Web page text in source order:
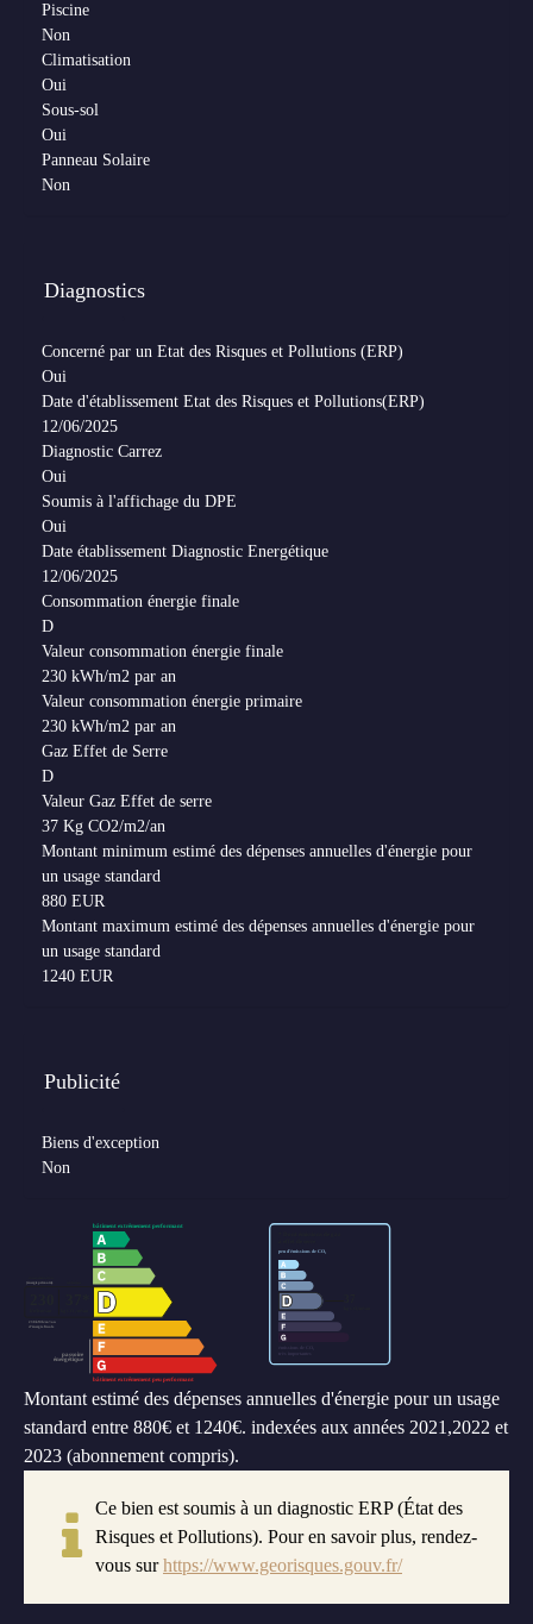
Piscine
Non
Climatisation
Oui
Sous-sol
Oui
Panneau Solaire
Non
Diagnostics
Concerné par un Etat des Risques et Pollutions (ERP)
Oui
Date d'établissement Etat des Risques et Pollutions(ERP)
12/06/2025
Diagnostic Carrez
Oui
Soumis à l'affichage du DPE
Oui
Date établissement Diagnostic Energétique
12/06/2025
Consommation énergie finale
D
Valeur consommation énergie finale
230 kWh/m2 par an
Valeur consommation énergie primaire
230 kWh/m2 par an
Gaz Effet de Serre
D
Valeur Gaz Effet de serre
37 Kg CO2/m2/an
Montant minimum estimé des dépenses annuelles d'énergie pour
un usage standard
880 EUR
Montant maximum estimé des dépenses annuelles d'énergie pour
un usage standard
1240 EUR
Publicité
Biens d'exception
Non
Montant estimé des dépenses annuelles d'énergie pour un usage
standard entre 880€ et 1240€. indexées aux années 2021,2022 et
2023 (abonnement compris).
Ce bien est soumis à un diagnostic ERP (État des
Risques et Pollutions). Pour en savoir plus, rendez-
vous surhttps://www.georisques.gouv.fr/